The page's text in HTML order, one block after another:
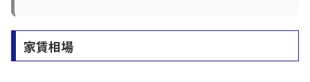
家賃相場